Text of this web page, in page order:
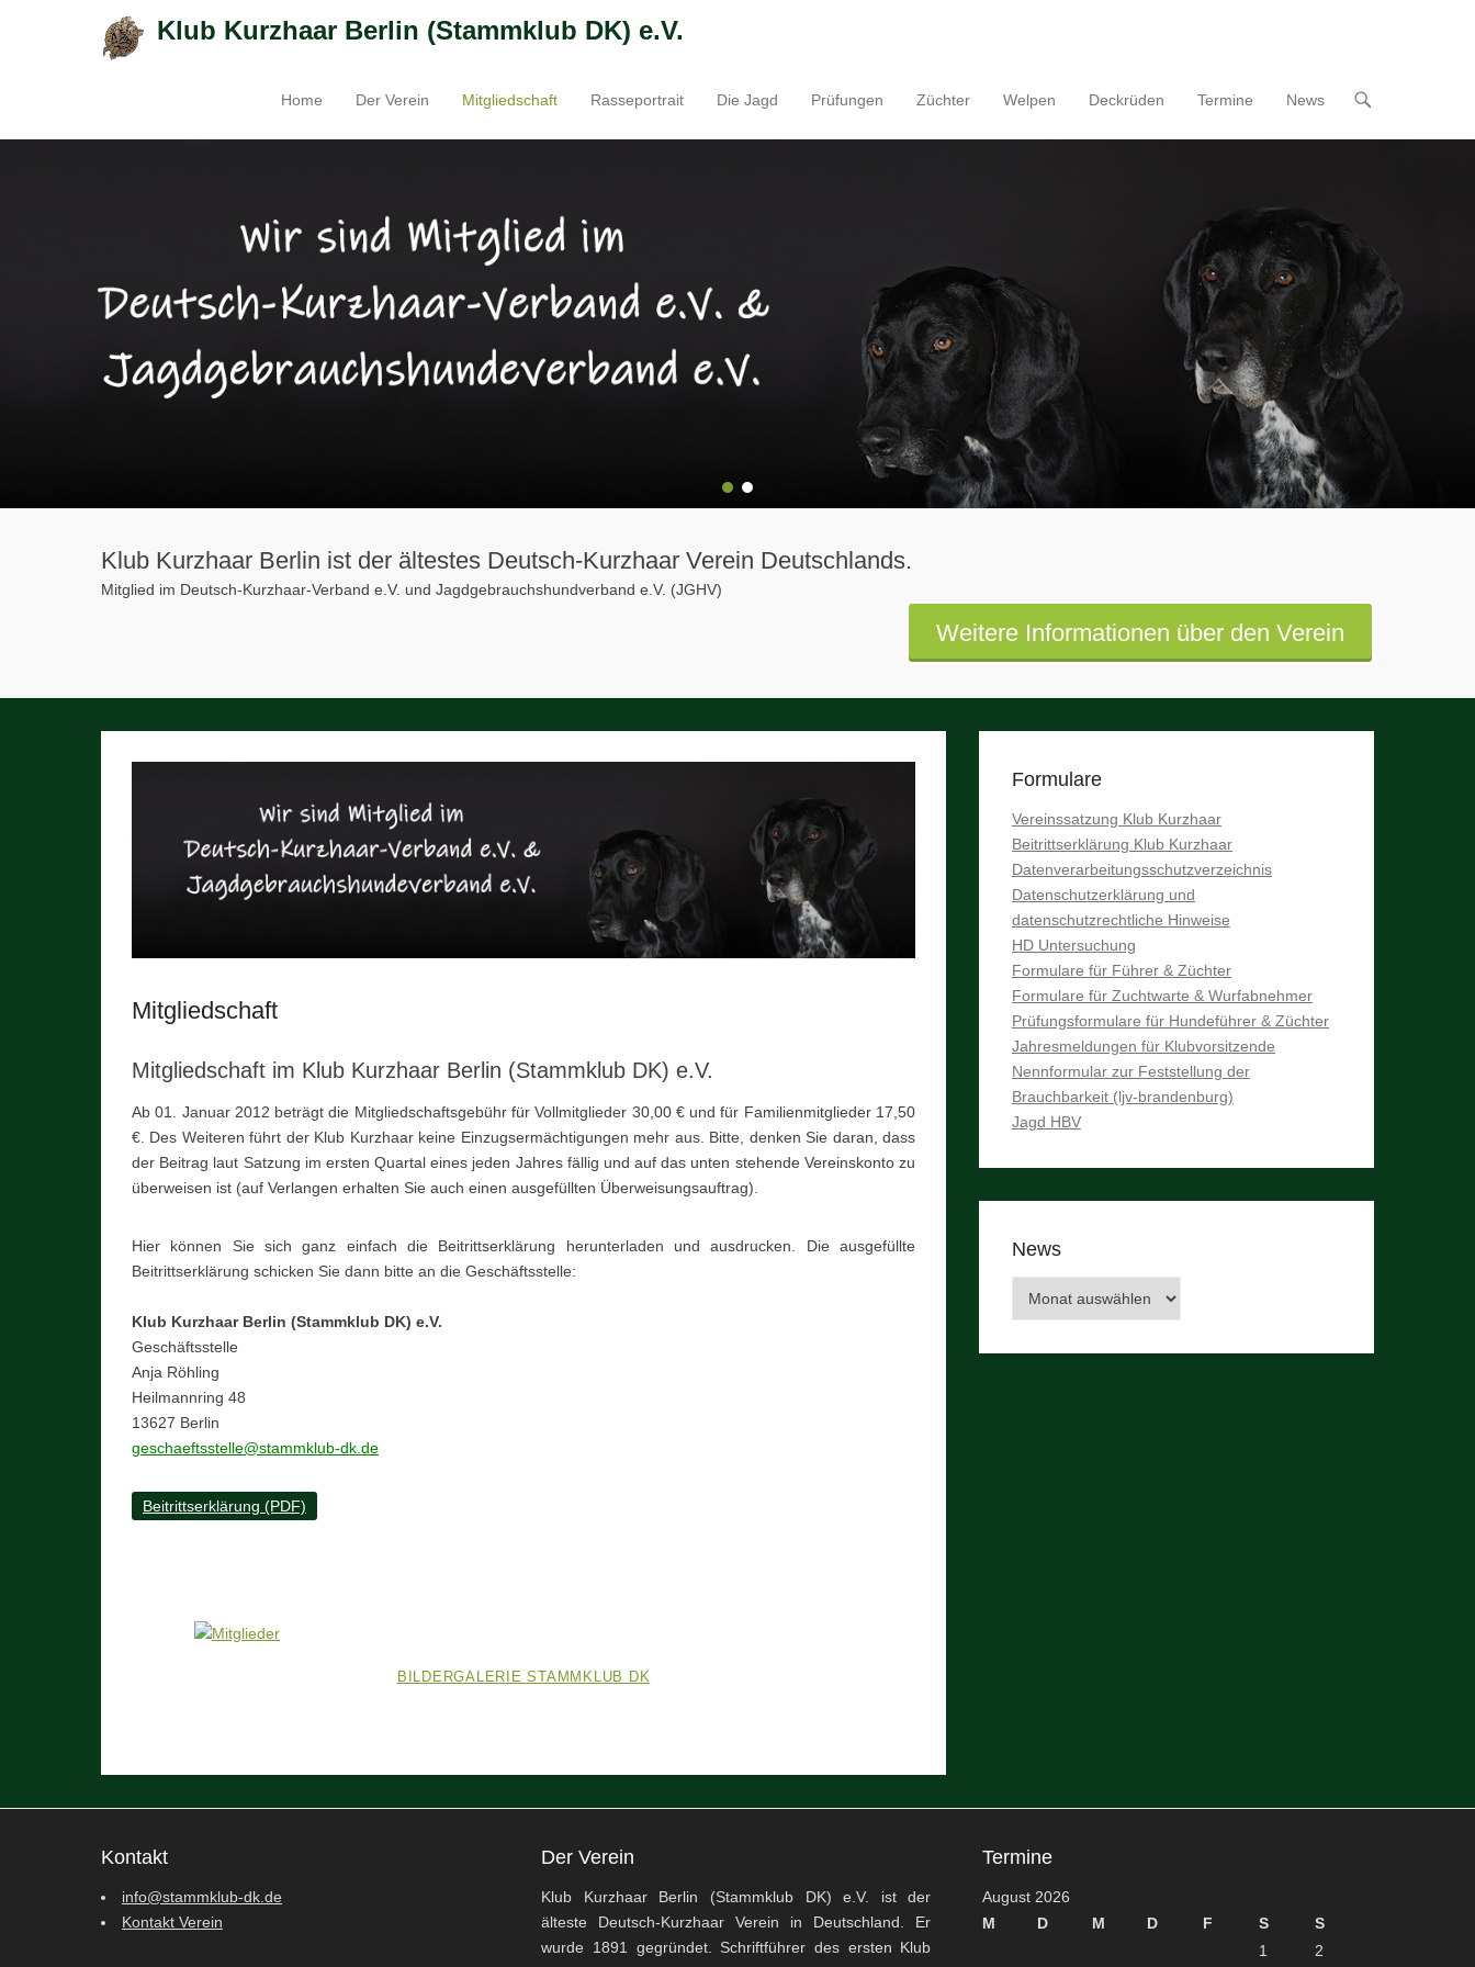
Klub Kurzhaar Berlin (Stammklub DK) e.V.
Primäres Menü
Zum Inhalt springen
Home Der Verein Mitgliedschaft Rasseportrait Die Jagd Prüfungen Züchter Welpen Deckrüden Termine News
2
Klub Kurzhaar Berlin ist der ältestes Deutsch-Kurzhaar Verein Deutschlands.
Mitglied im Deutsch-Kurzhaar-Verband e.V. und Jagdgebrauchshundverband e.V. (JGHV)
Weitere Informationen über den Verein
Mitgliedschaft
Mitgliedschaft im Klub Kurzhaar Berlin (Stammklub DK) e.V.
Ab 01. Januar 2012 beträgt die Mitgliedschaftsgebühr für Vollmitglieder 30,00 € und für Familienmitglieder 17,50
€. Des Weiteren führt der Klub Kurzhaar keine Einzugsermächtigungen mehr aus. Bitte, denken Sie daran, dass
der Beitrag laut Satzung im ersten Quartal eines jeden Jahres fällig und auf das unten stehende Vereinskonto zu
überweisen ist (auf Verlangen erhalten Sie auch einen ausgefüllten Überweisungsauftrag).
Hier können Sie sich ganz einfach die Beitrittserklärung herunterladen und ausdrucken. Die ausgefüllte
Beitrittserklärung schicken Sie dann bitte an die Geschäftsstelle:
Klub Kurzhaar Berlin (Stammklub DK) e.V.
Geschäftsstelle
Anja Röhling
Heilmannring 48
13627 Berlin
geschaeftsstelle@stammklub-dk.de
Beitrittserklärung (PDF)
BILDERGALERIE STAMMKLUB DK
Formulare
Vereinssatzung Klub Kurzhaar
Beitrittserklärung Klub Kurzhaar
Datenverarbeitungsschutzverzeichnis
Datenschutzerklärung und
datenschutzrechtliche Hinweise
HD Untersuchung
Formulare für Führer & Züchter
Formulare für Zuchtwarte & Wurfabnehmer
Prüfungsformulare für Hundeführer & Züchter
Jahresmeldungen für Klubvorsitzende
Nennformular zur Feststellung der
Brauchbarkeit (ljv-brandenburg)
Jagd HBV
News
Kontakt
info@stammklub-dk.de
Kontakt Verein
Der Verein
Klub Kurzhaar Berlin (Stammklub DK) e.V. ist der
älteste Deutsch-Kurzhaar Verein in Deutschland. Er
wurde 1891 gegründet. Schriftführer des ersten Klub
Termine
August 2026
M
D M D F S
S
1
2